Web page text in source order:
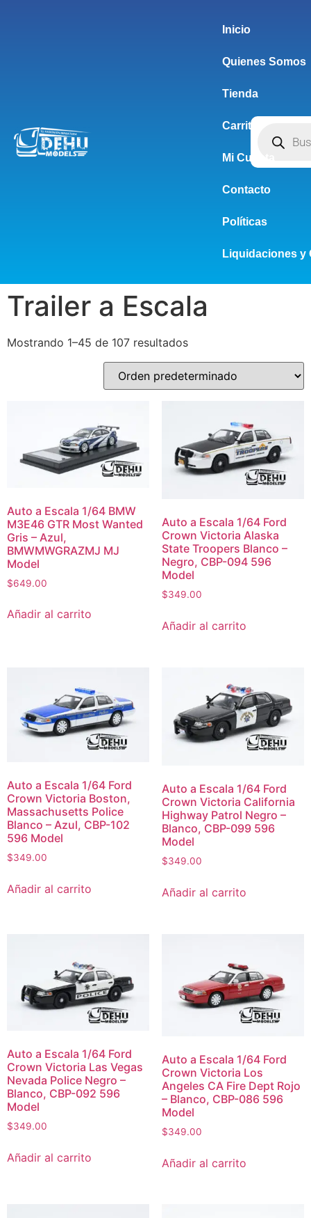
Inicio
Quienes Somos
Tienda
Carrito
Mi Cuenta
Contacto
Políticas
Liquidaciones y
Trailer a Escala
Mostrando 1–45 de 107 resultados
Auto a Escala 1/64 BMW
M3E46 GTR Most Wanted
Gris – Azul,
BMWMWGRAZMJ MJ
Model
$649.00
Añadir al carrito
Auto a Escala 1/64 Ford
Crown Victoria Alaska
State Troopers Blanco –
Negro, CBP-094 596
Model
$349.00
Añadir al carrito
Auto a Escala 1/64 Ford
Crown Victoria Boston,
Massachusetts Police
Blanco – Azul, CBP-102
596 Model
$349.00
Añadir al carrito
Auto a Escala 1/64 Ford
Crown Victoria California
Highway Patrol Negro –
Blanco, CBP-099 596
Model
$349.00
Añadir al carrito
Auto a Escala 1/64 Ford
Crown Victoria Las Vegas
Nevada Police Negro –
Blanco, CBP-092 596
Model
$349.00
Añadir al carrito
Auto a Escala 1/64 Ford
Crown Victoria Los
Angeles CA Fire Dept Rojo
– Blanco, CBP-086 596
Model
$349.00
Añadir al carrito